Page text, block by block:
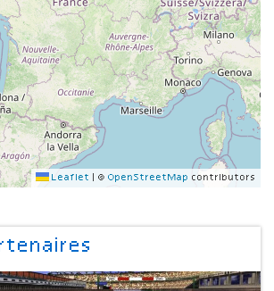
Leaflet © OpenStreetMap contributors